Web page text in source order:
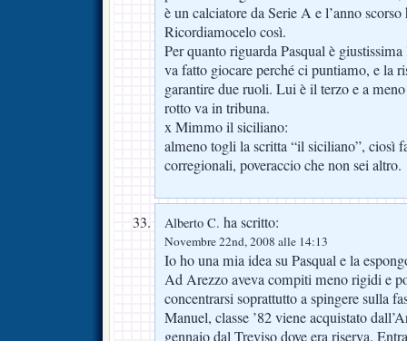
è un calciatore da Serie A e l’anno
Ricordiamocelo così.
Per quanto riguarda Pasqual è
va fatto giocare perché ci puntiamo, e la
garantire due ruoli. Lui è il terzo e a
rotto va in tribuna.
x Mimmo il siciliano:
almeno togli la scritta “il siciliano”, ciosì
corregionali, poveraccio che non sei altro.
Alberto C. ha scritto:
Novembre 22nd, 2008 alle 14:13
Io ho una mia idea su Pasqual e la
Ad Arezzo aveva compiti meno rigidi e
concentrarsi soprattutto a spingere sulla
Manuel, classe ’82 viene acquistato
gennaio dal Treviso dove era riserva.